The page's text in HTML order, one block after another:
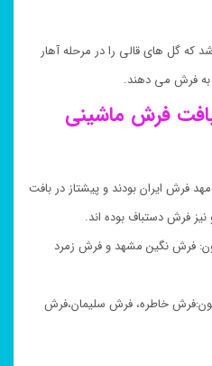
گل های قالی را در مرحله آهار
فرش می دهند.
فرش ماشینی
فرش ایران بودند و پیشتاز در بافت
فرش دستباف بوده اند.
فرش نگین مشهد و فرش زمرد
خاطره، فرش سلیمان،فرش